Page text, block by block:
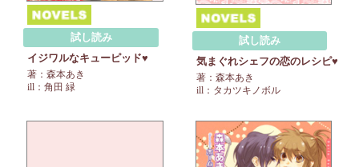
試し読み
イジワルなキューピッド♥
著：森本あき
ill：角田 緑
試し読み
気まぐれシェフの恋のレシピ♥
著：森本あき
ill：タカツキノボル